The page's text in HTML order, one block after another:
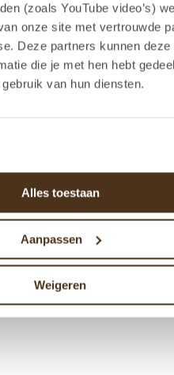
(zoals YouTube video’s)
onze site met vertrouwde
Deze partners kunnen deze
die je met hen hebt
van hun diensten.
Alles toestaan
Aanpassen
Weigeren